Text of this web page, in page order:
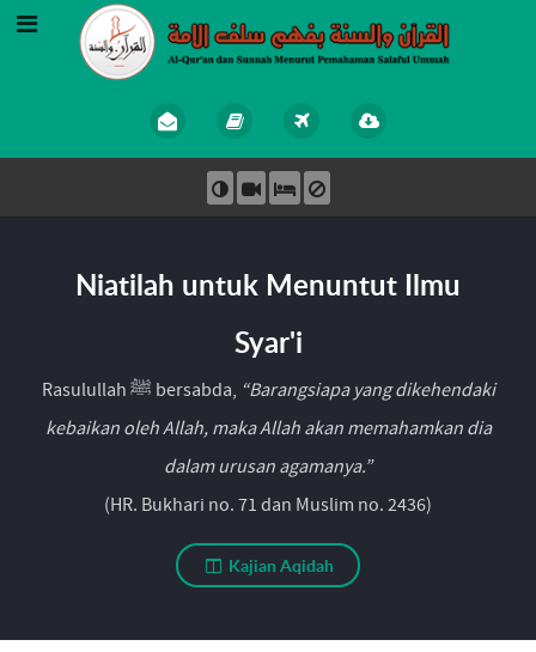
Niatilah untuk Menuntut Ilmu
Syar'i
Rasulullah ﷺ bersabda, “Barangsiapa yang dikehendaki
kebaikan oleh Allah, maka Allah akan memahamkan dia
dalam urusan agamanya.”
(HR. Bukhari no. 71 dan Muslim no. 2436)
Kajian Aqidah